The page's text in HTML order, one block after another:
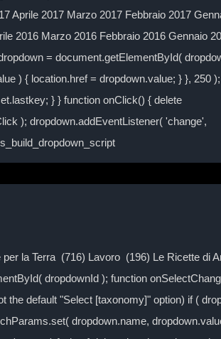
Aprile 2017 Marzo 2017 Febbraio 2017
2016 Marzo 2016 Febbraio 2016 Gennaio
= document.getElementById(
) { location.href = dropdown.value; } }, 250
} } function onClick() { delete
); dropdown.addEventListener( 'change',
la Terra (716) Lavoro (196) Le Ricette di
dropdownId ); function
default "Select [taxonomy]" option) if (
dropdown.name,